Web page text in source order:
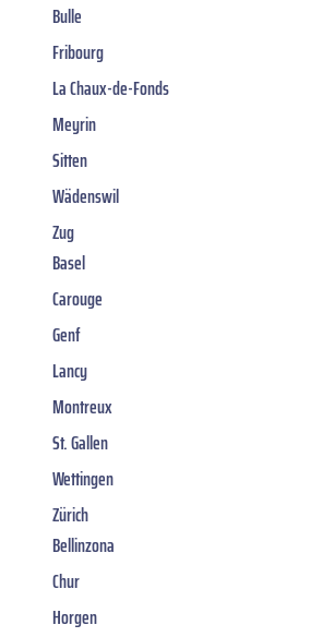
Bulle
Fribourg
La Chaux-de-Fonds
Meyrin
Sitten
Wädenswil
Zug
Basel
Carouge
Genf
Lancy
Montreux
St. Gallen
Wettingen
Zürich
Bellinzona
Chur
Horgen